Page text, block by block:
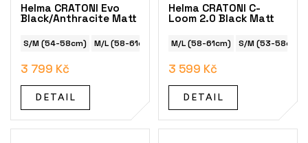
Helma CRATONI Evo
Black/Anthracite Matt
S/M (54-58cm) M/L (58-61cm)
3 799 Kč
DETAIL
Helma CRATONI C-
Loom 2.0 Black Matt
M/L (58-61cm) S/M (53-58cm)
3 599 Kč
DETAIL